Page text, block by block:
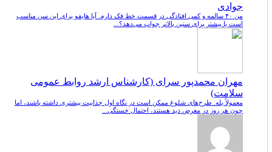
جوادی
من ۴۰ سالمه و کمی افتادگی در قسمت خط فک دارم. آیا هایفو برای این سن مناسب
است یا بیشتر برای سنین بالاتر جواب می‌دهد؟...
مهران محمدپور سرای (کارشناس ارشد روابط عمومی
سلامت)
معمولاً بله. طرح‌های شلوغ ممکن است در نگاه اول جذابیت بیشتری داشته باشند، اما
چون هر روز در معرض دید هستند، احتمال خستگی...